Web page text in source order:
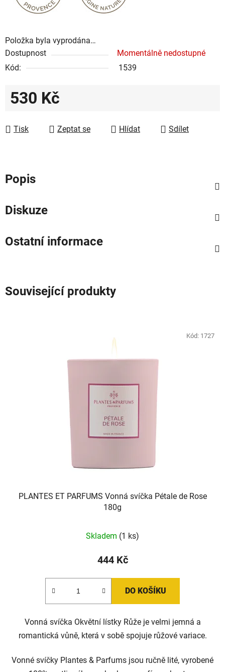
Položka byla vyprodána…
Dostupnost
Momentálně nedostupné
Kód:
1539
530 Kč
Tisk
Zeptat se Hlídat Sdílet
Popis
Diskuze
Ostatní informace
Související produkty
PLANTES ET PARFUMS Vonná svíčka Pétale de Rose
180g
Skladem (1 ks)
444 Kč
DO KOŠÍKU
Vonná svíčka Okvětní lístky Růže je velmi jemná a
romantická vůně, která v sobě spojuje růžové variace.
Vonné svíčky Plantes & Parfums jsou ručně lité, vyrobené
Kód: 1727